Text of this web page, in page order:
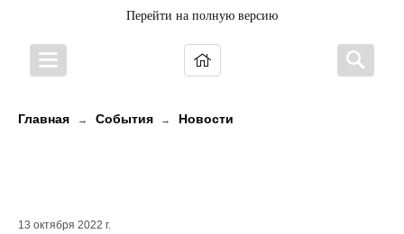
Перейти на полную версию
Главная → События → Новости
13 октября 2022 г.